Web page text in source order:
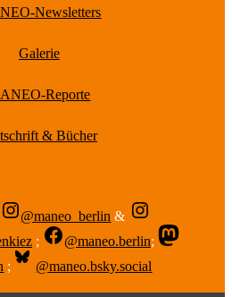
Newsletters
Galerie
Reporte
& Bücher
@maneo_berlin &
; @maneo.berlin;
; @maneo.bsky.social